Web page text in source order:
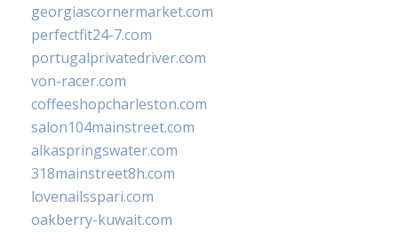
georgiascornermarket.com
perfectfit24-7.com
portugalprivatedriver.com
von-racer.com
coffeeshopcharleston.com
salon104mainstreet.com
alkaspringswater.com
318mainstreet8h.com
lovenailsspari.com
oakberry-kuwait.com